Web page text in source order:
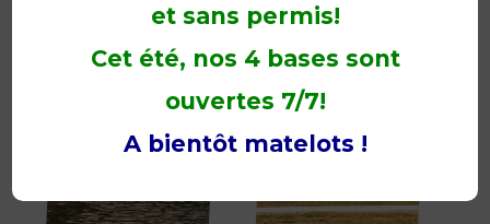
et sans permis!
Cet été, nos 4 bases sont
ouvertes 7/7!
A bientôt matelots !